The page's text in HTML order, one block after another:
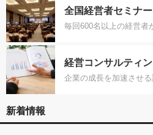
全国経営者セミナー
毎回600名以上の経営者
経営コンサルティ
企業の成長を加速させ
新着情報